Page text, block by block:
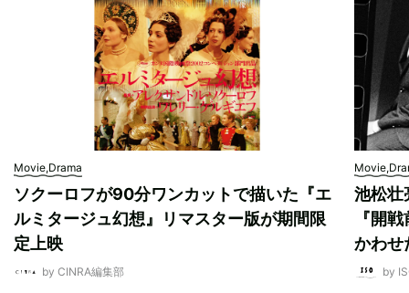
Movie,Drama
ソクーロフが90分ワンカットで描いた『エ
ルミタージュ幻想』リマスター版が期間限
定上映
by CINRA編集部
池松壮
『開
かわせ
by